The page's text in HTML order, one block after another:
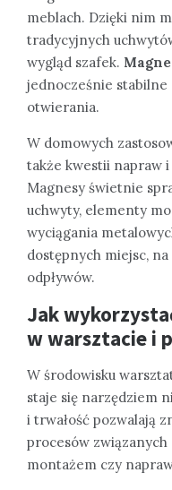
meblach. Dzięki nim
tradycyjnych
wygląd szafek.
jednocześnie stabilne
otwierania.
W domowych
także kwestii napraw
Magnesy świetnie
uchwyty, elementy
wyciągania
dostępnych miejsc,
odpływów.
Jak
w warsztacie i
W środowisku
staje się narzędziem
i trwałość pozwalają
procesów związanych
montażem czy